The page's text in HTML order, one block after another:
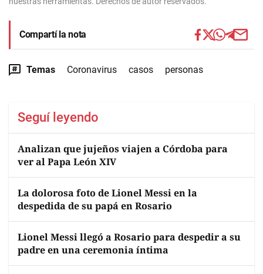
Compartí la nota
Temas Coronavirus casos personas
Seguí leyendo
Analizan que jujeños viajen a Córdoba para
ver al Papa León XIV
La dolorosa foto de Lionel Messi en la
despedida de su papá en Rosario
Lionel Messi llegó a Rosario para despedir a su
padre en una ceremonia íntima